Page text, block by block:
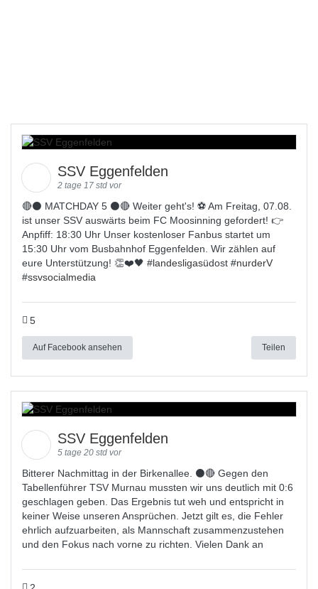
SSV Eggenfelden
2 tage 17 std vor
🔴⚫️ MATCHDAY 5 ⚫️🔴 Weiter geht's! ⚽ Am Freitag, 07.08.
ist unser SSV auswärts beim FC Moosinning gefordert! 👉
Anpfiff: 18:30 Uhr Unser kostenloser Fanbus startet um
15:30 Uhr vom Busbahnhof Eggenfelden. Wir zählen auf
eure Unterstützung! 👏❤️🖤 #landesligasüdost #nurderV
#ssvsocialmedia
5
Auf Facebook ansehen Teilen
SSV Eggenfelden
5 tage 20 std vor
Bitterer Nachmittag in der Birkenallee. ⚫🔴 Gegen den
Tabellenführer TSV Murnau mussten wir uns deutlich mit 0:6
geschlagen geben. Das Ergebnis tut weh und entspricht in
keiner Weise unseren Ansprüchen. Jetzt gilt es, die Fehler
ehrlich aufzuarbeiten, als Mannschaft zusammenzustehen
und den Fokus nach vorne zu richten. Vielen Dank an